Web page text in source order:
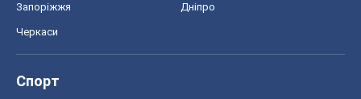
Запоріжжя Дніпро
Черкаси
Спорт